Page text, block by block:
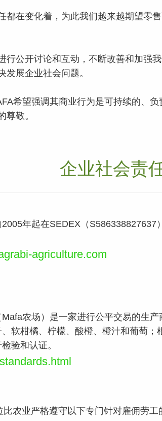
都在变化着，为此我们越来越期望零
行公开讨论和互动，不断改善和加强
展企业社会问题。
希望强调其商业行为是可持续的、负
尊敬。
企业社会责
年起在SEDEX（
agriculture.com
农场）是一家进行公平交易的生
软柑橘、柠檬、酸橙、橙汁和葡萄
验和认证。
比农业严格遵守以下专门针对雇佣劳工